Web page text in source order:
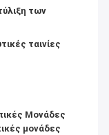
των
ταινίες
Μονάδες
μονάδες